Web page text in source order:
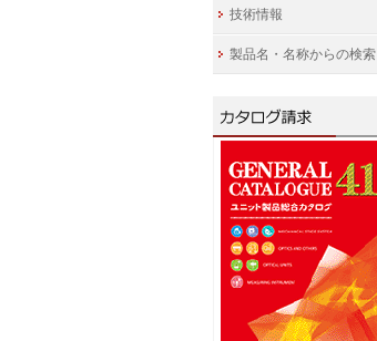
技術情報
製品名・名称からの検索